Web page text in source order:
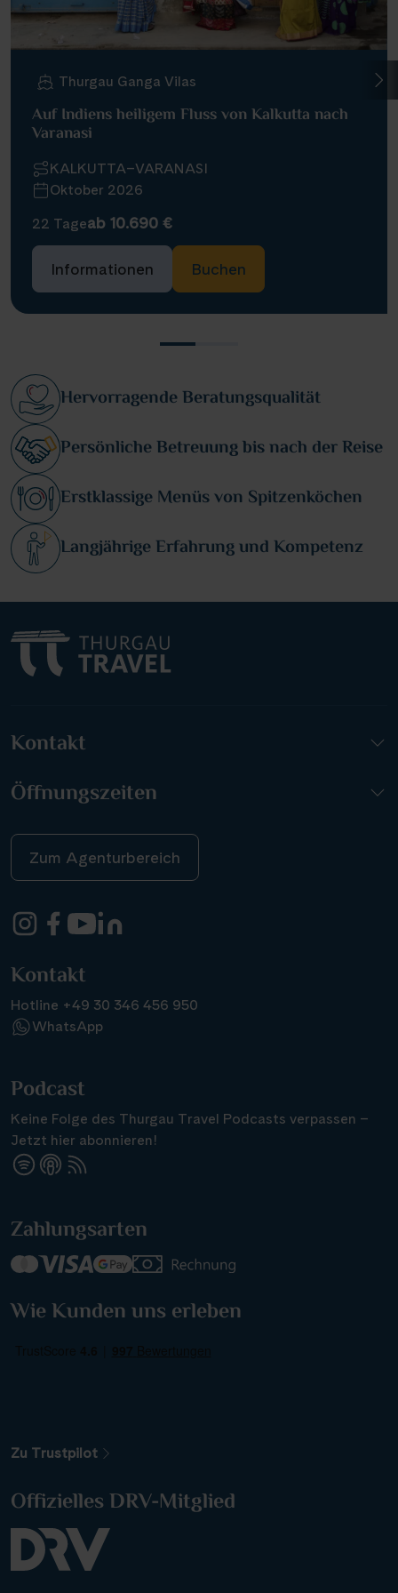
Thurgau Ganga Vilas
Auf Indiens heiligem Fluss von Kalkutta nach
Varanasi
KALKUTTA–VARANASI
Oktober 2026
22 Tageab 10.690 €
Informationen Buchen
Hervorragende Beratungsqualität
Persönliche Betreuung bis nach der Reise
Erstklassige Menüs von Spitzenköchen
Langjährige Erfahrung und Kompetenz
Kontakt
Öffnungszeiten
Zum Agenturbereich
Kontakt
Hotline +49 30 346 456 950
WhatsApp
Podcast
Keine Folge des Thurgau Travel Podcasts verpassen –
Jetzt hier abonnieren!
Zahlungsarten
Wie Kunden uns erleben
Zu Trustpilot
Offizielles DRV-Mitglied